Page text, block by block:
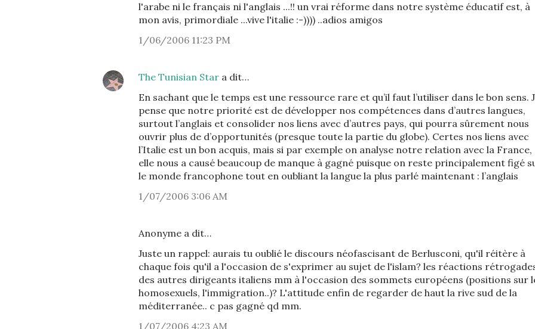
l'arabe ni le français ni l'anglais ...!! un vrai réforme dans notre système éducatif est, à
mon avis, primordiale ...vive l'italie :-)))) ..adios amigos
1/06/2006 11:23 PM
The Tunisian Star a dit…
En sachant que le temps est une ressource rare et qu’il faut l’utiliser dans le bon sens.
pense que notre priorité est de développer nos compétences dans d’autres langues,
surtout l’anglais et consolider nos liens avec d’autres pays, qui pourra sûrement nous
ouvrir plus de d’opportunités (presque toute la partie du globe). Certes nos liens avec
l’Italie est un bon acquis, mais si par exemple on analyse notre relation avec la France,
elle nous a causé beaucoup de manque à gagné puisque on reste principalement figé
le monde francophone tout en oubliant la langue la plus parlé maintenant : l’anglais
1/07/2006 3:06 AM
Anonyme a dit…
Juste un rappel: aurais tu oublié le discours néofascisant de Berlusconi, qu'il réitère à
chaque fois qu'il a l'occasion de s'exprimer au sujet de l'islam? les réactions
des autres dirigeants italiens mm à l'occasion des sommets européens (positions sur
homosexuels, l'immigration..)? L'attitude enfin de regarder de haut la rive sud de la
méditerranée.. c pas gagné qd mm.
1/07/2006 4:23 AM